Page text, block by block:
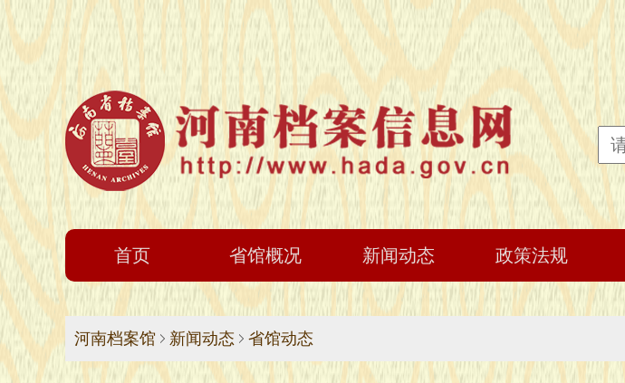
首页 省馆概况 新闻动态 政策法规
河南档案馆 新闻动态 省馆动态